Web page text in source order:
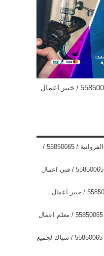
معلم صحي سباك البر / 55850065 / خبير اعمال
معلم صحي سباك اسطبلات الفروانية / 55850065 /
معلم صحي سباك الجابرية / 55850065 / فني اعمال
معلم صحي سباك البر / 55850065 / خبير اعمال
معلم صحي سباك الاندلس / 55850065 / معلم اعمال
معلم صحي سباك الاحمدي / 55850065 / سباك لجميع